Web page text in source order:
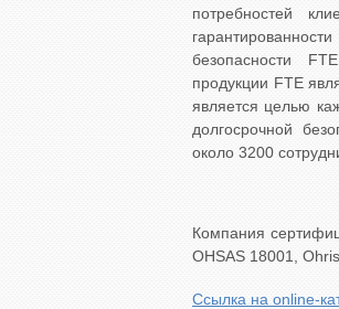
потребностей
безопасности
продукции FTE
является целью
долгосрочной
около 3200
Компания
OHSAS 18001, Ohris.
Ссылка на online-